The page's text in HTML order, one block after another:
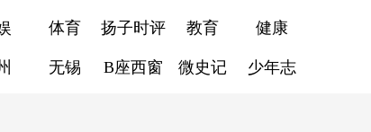
体育 扬子时评 教育 健康
无锡 B座西窗 微史记 少年志